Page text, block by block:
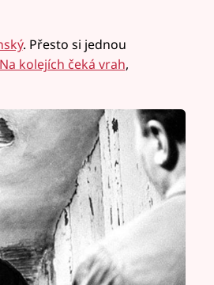
. Přesto si jednou
Na kolejích čeká vrah,